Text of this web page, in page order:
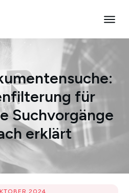
für
Suchvorgänge
erklärt
2024